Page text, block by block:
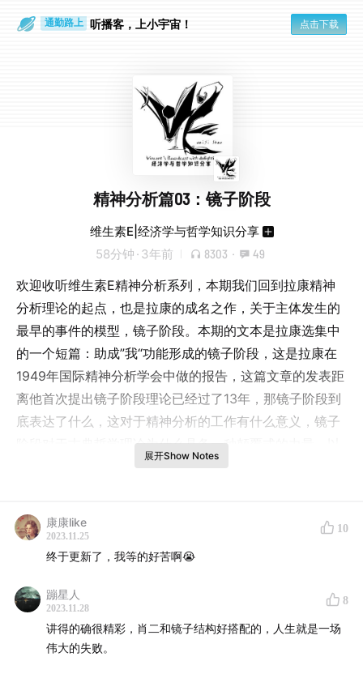
通勤路上 听播客，上小宇宙！ 点击下载
精神分析篇03：镜子阶段
维生素E|经济学与哲学知识分享
58分钟 · 3年前 8303 · 49
欢迎收听维生素E精神分析系列，本期我们回到拉康精神
分析理论的起点，也是拉康的成名之作，关于主体发生的
最早的事件的模型，镜子阶段。本期的文本是拉康选集中
的一个短篇：助成”我“功能形成的镜子阶段，这是拉康在
1949年国际精神分析学会中做的报告，这篇文章的发表距
离他首次提出镜子阶段理论已经过了13年，那镜子阶段到
底表达了什么，这对于精神分析的工作有什么意义，镜子
阶段对于古典哲学理论为什么具备一种颠覆式的力量，以
及在我们后续讲述的欲望辩证法中，镜子阶段处于什么样
小时，希望对你有所帮助
reference：
《拉康传》
《拉康思想的基本概念及理论模型》
展开Show Notes
康康like
2023.11.25
10
终于更新了，我等的好苦啊😭
蹦星人
2023.11.28
8
讲得的确很精彩，肖二和镜子结构好搭配的，人生就是一场
伟大的失败。